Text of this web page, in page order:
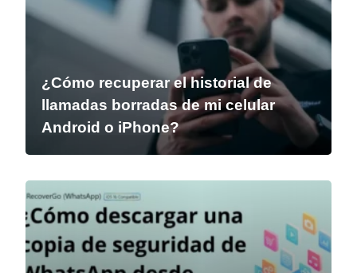
¿Cómo recuperar el historial de
llamadas borradas de mi celular
Android o iPhone?